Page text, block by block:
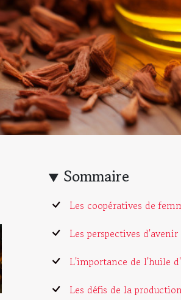
Sommaire
Les coopératives de
Les perspectives
L'importance de l'huile
Les défis de la